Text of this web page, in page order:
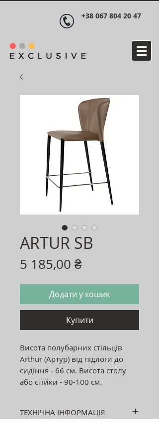
+38 067 804 20 47
ARTUR SB
5 185,00 ₴Ціна
Додати у кошик
Купити
Висота полубарних стільців
Arthur (Артур) від підлоги до
сидіння - 66 см. Висота столу
або стійки - 90-100 см.
ТЕХНІЧНА ІНФОРМАЦІЯ